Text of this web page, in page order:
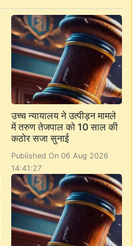
उच्च न्यायालय ने उत्पीड़न मामले
में तरुण तेजपाल को 10 साल की
कठोर सजा सुनाई
Published On 06 Aug 2026
14:41:27